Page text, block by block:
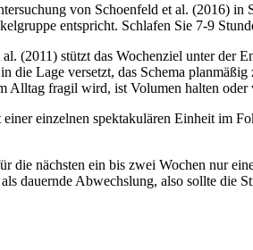
von Schoenfeld et al. (2016)
entspricht. Schlafen Sie 7-9
(2011) stützt das Wochenziel unter
die Lage versetzt, das Schema
fragil wird, ist Volumen halten
einzelnen spektakulären Einheit im
nächsten ein bis zwei Wochen nur
dauernde Abwechslung, also sollte